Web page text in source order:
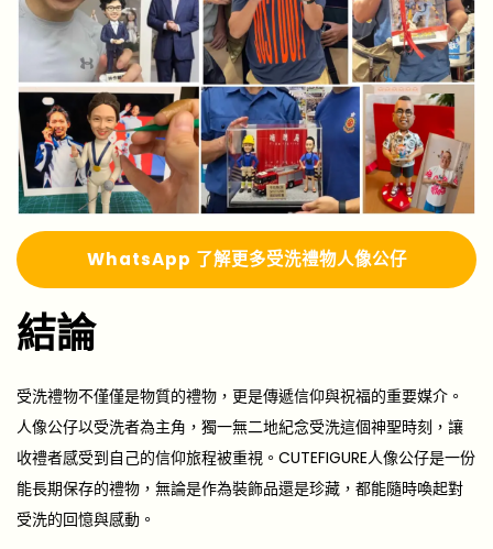
WhatsApp 了解更多受洗禮物人像公仔
結論
受洗禮物不僅僅是物質的禮物，更是傳遞信仰與祝福的重要媒介。
人像公仔以受洗者為主角，獨一無二地紀念受洗這個神聖時刻，讓
收禮者感受到自己的信仰旅程被重視。CUTEFIGURE人像公仔是一份
能長期保存的禮物，無論是作為裝飾品還是珍藏，都能隨時喚起對
受洗的回憶與感動。